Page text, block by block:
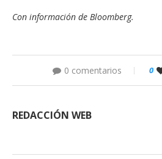
Con información de Bloomberg.
0 comentarios 0
REDACCIÓN WEB